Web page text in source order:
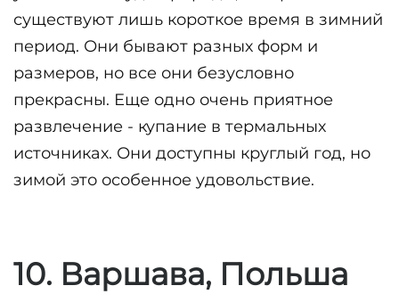
существуют лишь короткое время в зимний
период. Они бывают разных форм и
размеров, но все они безусловно
прекрасны. Еще одно очень приятное
развлечение - купание в термальных
источниках. Они доступны круглый год, но
зимой это особенное удовольствие.
10. Варшава, Польша